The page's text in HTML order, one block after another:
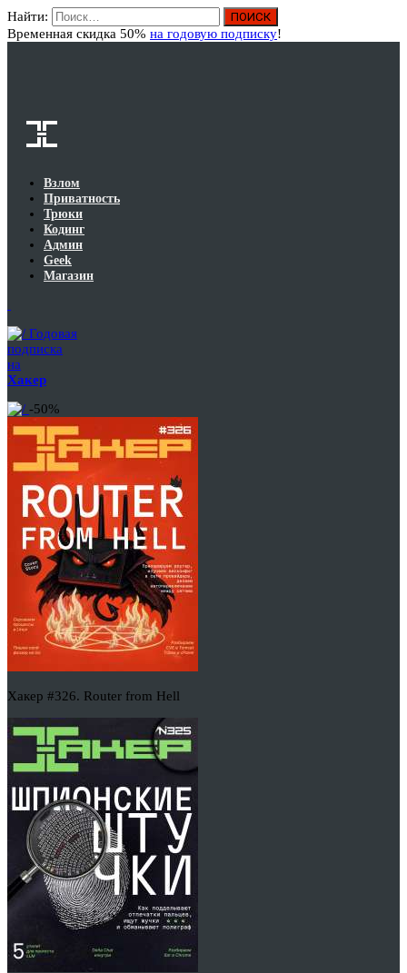
Найти:
Временная скидка 50% на годовую подписку!
Взлом
Приватность
Трюки
Кодинг
Админ
Geek
Магазин
Годовая
подписка
на
Хакер
-50%
Хакер #326. Router from Hell